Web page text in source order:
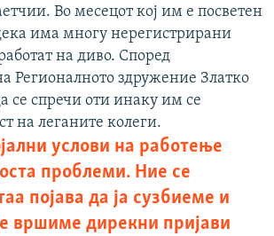
Во месецот кој им е посветен
има многу нерегистрирани
на диво. Според
Регионалното здружение Златко
се спречи оти инаку им се
на леганите колеги.
услови на работење
проблеми. Ние се
појава да ја сузбиеме и
вршиме дирекни пријави